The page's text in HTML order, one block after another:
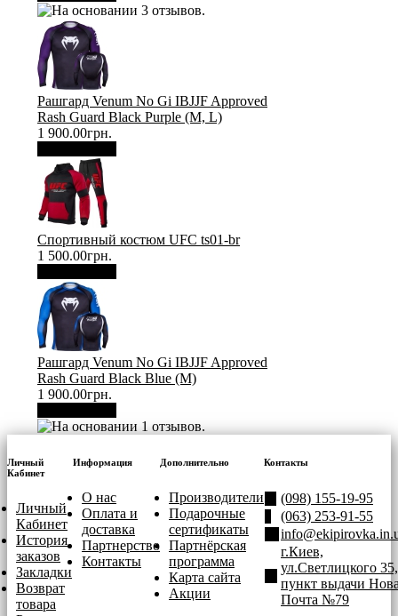
Рашгард Venum No Gi IBJJF Approved
Rash Guard Black Purple (М, L)
1 900.00грн.
Спортивный костюм UFC ts01-br
1 500.00грн.
Рашгард Venum No Gi IBJJF Approved
Rash Guard Black Blue (М)
1 900.00грн.
Личный
Кабинет
Личный
Кабинет
История
заказов
Закладки
Возврат
товара
Информация
О нас
Оплата и
доставка
Партнерство
Контакты
Дополнительно
Производители
Подарочные
сертификаты
Партнёрская
программа
Карта сайта
Акции
Контакты
(098) 155-19-95
(063) 253-91-55
г.Киев,
ул.Светлицкого 35,
пункт выдачи
Почта №79